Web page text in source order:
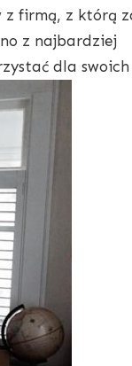
z firmą, z którą
z najbardziej
dla